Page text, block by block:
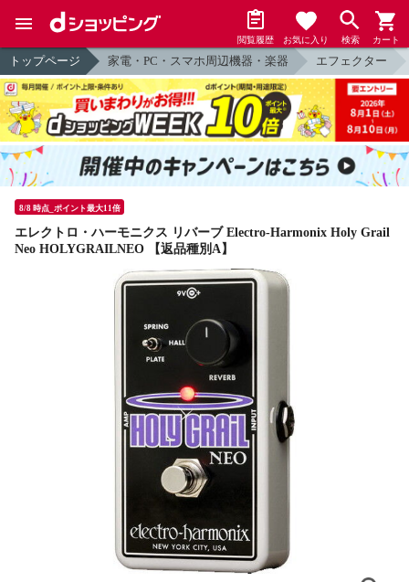
閲覧履歴 お気に入り 検索 カート
トップページ 家電・PC・スマホ周辺機器・楽器 エフェクター
8/8 時点_ポイント最大11倍
エレクトロ・ハーモニクス リバーブ Electro-Harmonix Holy Grail
Neo HOLYGRAILNEO 【返品種別A】